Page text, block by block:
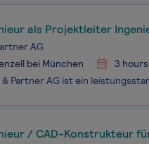
als Projektleiter
AG
bei München
3
/ CAD-Konstrukteur